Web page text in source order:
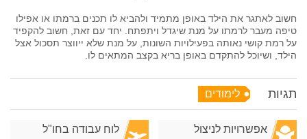
חשוב לאתגר את הילד באופן מתמיד ולהביא לו תכנים ברמתו או אפילו
טיפה מעבר לרמתו על מנת שיגדל ויתפתח. יחד עם זאת, חשוב להקפיד
על רמת קושי נאותה בפעילויות השונות, על מנת שלא ייווצר תסכול אצל
הילד, ושיוכל להתקדם באופן בריא בקצב המתאים לו.
תגיות לימודים
אפשרויות לניצול
לוח עבודה בחו"ל